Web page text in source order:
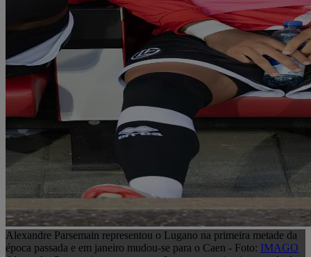
Alexandre Parsemain representou o Lugano na primeira metade da
época passada e em janeiro mudou-se para o Caen - Foto: IMAGO